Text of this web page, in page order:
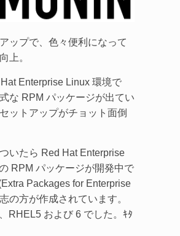
ップで、色々便利になって
上。
Enterprise Linux 環境で
な RPM パッケージが出てい
ットアップがチョット面倒
いたら Red Hat Enterprise
RPM パッケージが開発中で
Packages for Enterprise
の方が作成されています。
RHEL5 および 6 でした。ｷﾀ